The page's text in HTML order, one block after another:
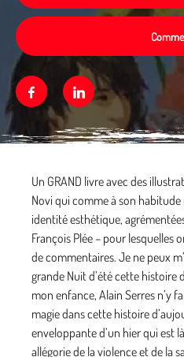
FacebookLinkedin
Un GRAND livre avec des
Novi qui comme à son habitude
identité esthétique,
François Plée – pour lesquelles
de commentaires. Je ne peux
grande Nuit d’été cette histoire
mon enfance, Alain Serres n’y
magie dans cette histoire
enveloppante d’un hier qui est
allégorie de la violence et de la